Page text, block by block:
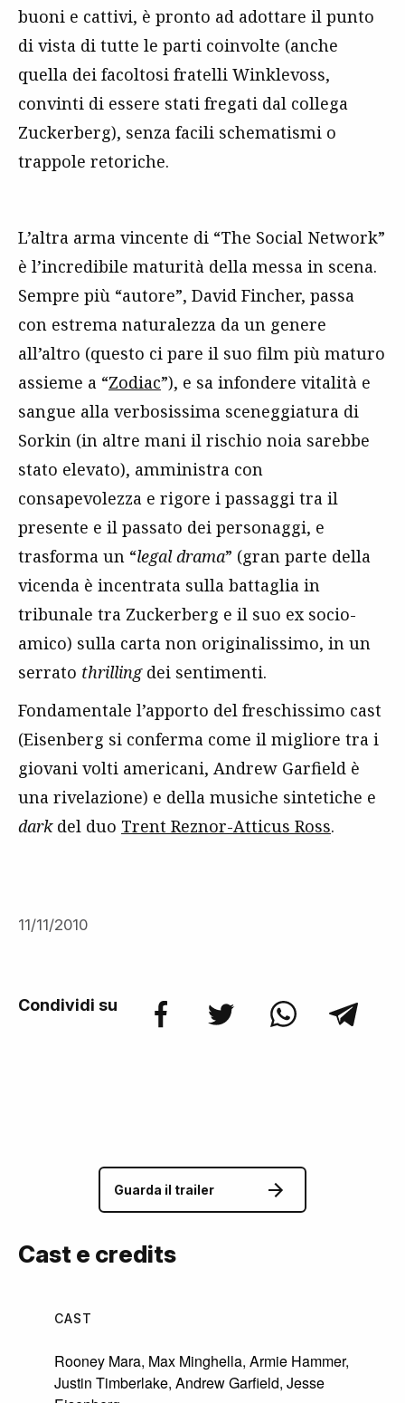
buoni e cattivi, è pronto ad adottare il punto
di vista di tutte le parti coinvolte (anche
quella dei facoltosi fratelli Winklevoss,
convinti di essere stati fregati dal collega
Zuckerberg), senza facili schematismi o
trappole retoriche.
L’altra arma vincente di “The Social Network”
è l’incredibile maturità della messa in scena.
Sempre più “autore”, David Fincher, passa
con estrema naturalezza da un genere
all’altro (questo ci pare il suo film più maturo
assieme a “Zodiac”), e sa infondere vitalità e
sangue alla verbosissima sceneggiatura di
Sorkin (in altre mani il rischio noia sarebbe
stato elevato), amministra con
consapevolezza e rigore i passaggi tra il
presente e il passato dei personaggi, e
trasforma un “legal drama” (gran parte della
vicenda è incentrata sulla battaglia in
tribunale tra Zuckerberg e il suo ex socio-
amico) sulla carta non originalissimo, in un
serrato thrillingdei sentimenti.
Fondamentale l’apporto del freschissimo cast
(Eisenberg si conferma come il migliore tra i
giovani volti americani, Andrew Garfield è
una rivelazione) e della musiche sintetiche e
darkdel duo Trent Reznor-Atticus Ross.
11/11/2010
Condividi su
Guarda il trailer
Cast e credits
CAST
Rooney Mara, Max Minghella, Armie Hammer,
Justin Timberlake, Andrew Garfield, Jesse